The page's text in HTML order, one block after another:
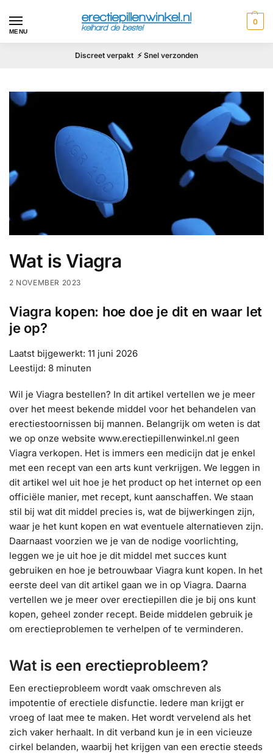
MENU
0
Discreet verpakt ⚡ Snel verzonden
Wat is Viagra
2 NOVEMBER 2023
Viagra kopen: hoe doe je dit en waar let
je op?
Laatst bijgewerkt: 11 juni 2026
Leestijd: 8 minuten
Wil je Viagra bestellen? In dit artikel vertellen we je meer
over het meest bekende middel voor het behandelen van
erectiestoornissen bij mannen. Belangrijk om weten is dat
we op onze website www.erectiepillenwinkel.nl geen
Viagra verkopen. Het is immers een medicijn dat je enkel
met een recept van een arts kunt verkrijgen. We leggen in
dit artikel wel uit hoe je het product op het internet op een
officiële manier, met recept, kunt aanschaffen. We staan
stil bij wat dit middel precies is, wat de bijwerkingen zijn,
waar je het kunt kopen en wat eventuele alternatieven zijn.
Daarnaast voorzien we je van de nodige voorlichting,
leggen we je uit hoe je dit middel met succes kunt
gebruiken en hoe je betrouwbaar Viagra kunt kopen. In het
eerste deel van dit artikel gaan we in op Viagra. Daarna
vertellen we je meer over erectiepillen die je bij ons kunt
kopen, geheel zonder recept. Beide middelen gebruik je
om erectieproblemen te verhelpen of te verminderen.
Wat is een erectieprobleem?
Een erectieprobleem wordt vaak omschreven als
impotentie of erectiele disfunctie. Iedere man krijgt er
vroeg of laat mee te maken. Het wordt vervelend als het
zich vaker herhaalt. In dit verband kun je in een vicieuze
cirkel belanden, waarbij het krijgen van een erectie steeds